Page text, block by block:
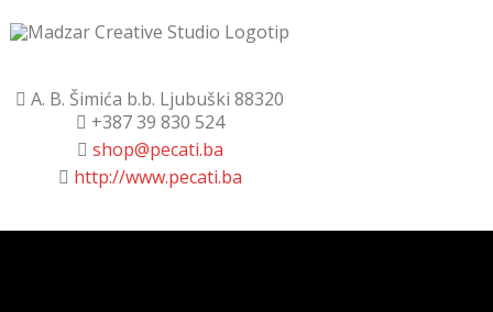
A. B. Šimića b.b. Ljubuški 88320
+387 39 830 524
shop@pecati.ba
http://www.pecati.ba